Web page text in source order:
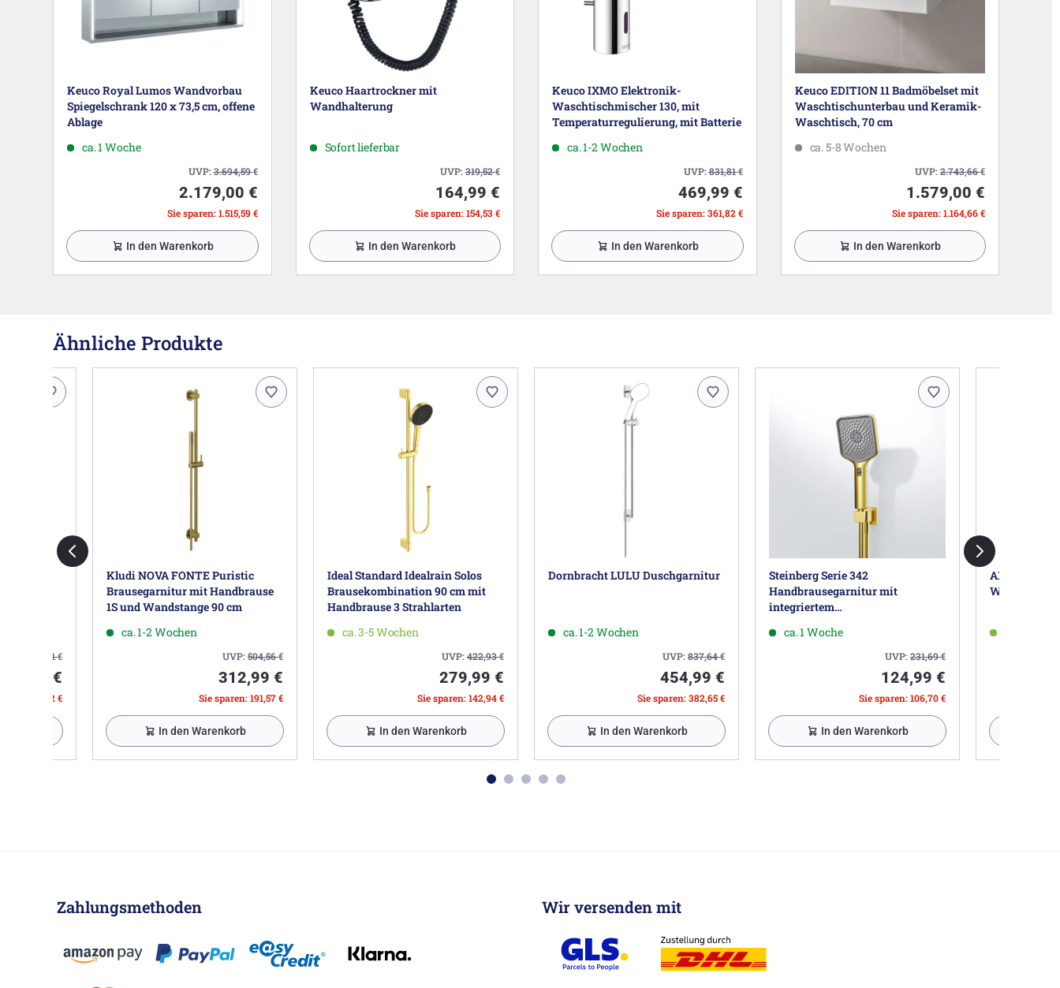
Keuco Royal Lumos Wandvorbau
Spiegelschrank 120 x 73,5 cm, offene
Ablage
ca. 1 Woche
UVP:3.694,59€
2.179,00 €
Sie sparen: 1.515,59 €
In den Warenkorb
Keuco Haartrockner mit
Wandhalterung
Sofort lieferbar
UVP:319,52€
164,99 €
Sie sparen: 154,53 €
In den Warenkorb
Keuco IXMO Elektronik-
Waschtischmischer 130, mit
Temperaturregulierung, mit Batterie
ca. 1-2 Wochen
UVP:831,81€
469,99 €
Sie sparen: 361,82 €
In den Warenkorb
Keuco EDITION 11 Badmöbelset mit
Waschtischunterbau und Keramik-
Waschtisch, 70 cm
ca. 5-8 Wochen
UVP:2.743,66€
1.579,00 €
Sie sparen: 1.164,66 €
In den Warenkorb
Ähnliche Produkte
610,71€
€
210,72 €
Kludi NOVA FONTE Puristic
Brausegarnitur mit Handbrause
1S und Wandstange 90 cm
ca. 1-2 Wochen
UVP:504,56€
312,99 €
Sie sparen: 191,57 €
In den Warenkorb
Ideal Standard Idealrain Solos
Brausekombination 90 cm mit
Handbrause 3 Strahlarten
ca. 3-5 Wochen
UVP:422,93€
279,99 €
Sie sparen: 142,94 €
In den Warenkorb
Dornbracht LULU Duschgarnitur
ca. 1-2 Wochen
UVP:837,64€
454,99 €
Sie sparen: 382,65 €
In den Warenkorb
Steinberg Serie 342
Handbrausegarnitur mit
integriertem
ca. 1 Woche
UVP:231,69€
124,99 €
Sie sparen: 106,70 €
In den Warenkorb
AXOR One
Zahlungsmethoden Wir versenden mit